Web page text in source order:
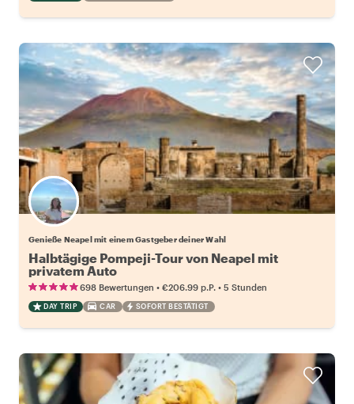
Wähle deinen Lieblingsgastgeber
Genieße Neapel mit einem Gastgeber deiner Wahl
Halbtägige Pompeji-Tour von Neapel mit
privatem Auto
698 Bewertungen • €206.99 p.P. • 5 Stunden
DAY TRIP CAR SOFORT BESTÄTIGT